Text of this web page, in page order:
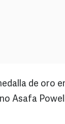
de oro
Asafa